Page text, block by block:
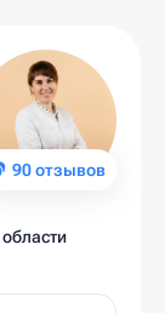
90 отзывов